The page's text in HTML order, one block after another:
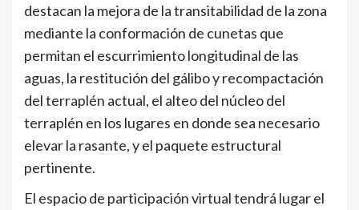
destacan la mejora de la transitabilidad de la zona
mediante la conformación de cunetas que
permitan el escurrimiento longitudinal de las
aguas, la restitución del gálibo y recompactación
del terraplén actual, el alteo del núcleo del
terraplén en los lugares en donde sea necesario
elevar la rasante, y el paquete estructural
pertinente.
El espacio de participación virtual tendrá lugar el